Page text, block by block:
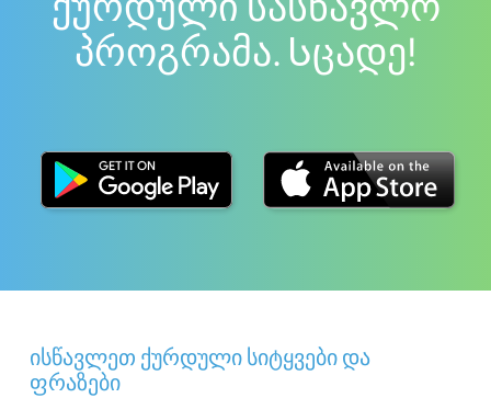
პროგრამა. Სცადე!
ისწავლეთ ქურდული სიტყვები და
ფრაზები